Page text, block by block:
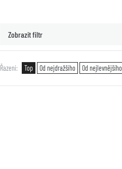
Zobrazit filtr
Řazení Top Od nejdražšího Od nejlevnějšího